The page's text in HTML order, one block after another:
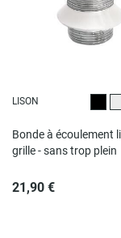
LISON
Noir
Bonde à écoulement
grille - sans trop plein
21,90 €